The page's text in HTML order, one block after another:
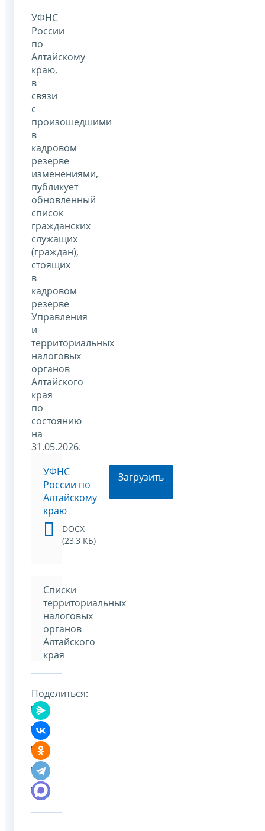
УФНС
России
по
Алтайскому
краю,
в
связи
с
произошедшими
в
кадровом
резерве
изменениями,
публикует
обновленный
список
гражданских
служащих
(граждан),
стоящих
в
кадровом
резерве
Управления
и
территориальных
налоговых
органов
Алтайского
края
по
состоянию
на
31.05.2026.
УФНС
России по
Алтайскому
краю
DOCX
(23,3 КБ)
Загрузить
Списки
территориальных
налоговых
органов
Алтайского
края
Поделиться: